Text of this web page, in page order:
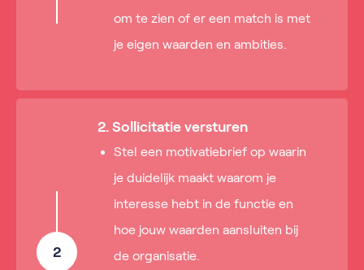
om te zien of er een match is met
je eigen waarden en ambities.
2
2. Sollicitatie versturen
Stel een motivatiebrief op waarin
je duidelijk maakt waarom je
interesse hebt in de functie en
hoe jouw waarden aansluiten bij
de organisatie.